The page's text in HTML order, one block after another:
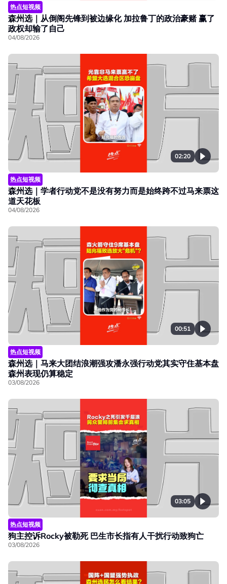
热点短视频
森州选｜从倒阁先锋到被边缘化 加拉鲁丁的政治豪赌 赢了
政权却输了自己
04/08/2026
02:20
热点短视频
森州选｜学者行动党不是没有努力而是始终跨不过马来票这
道天花板
04/08/2026
00:51
热点短视频
森州选｜马来大团结浪潮强攻潘永强行动党其实守住基本盘
森州表现仍算稳定
03/08/2026
03:05
热点短视频
狗主控诉Rocky被勒死 巴生市长指有人干扰行动致狗亡
03/08/2026